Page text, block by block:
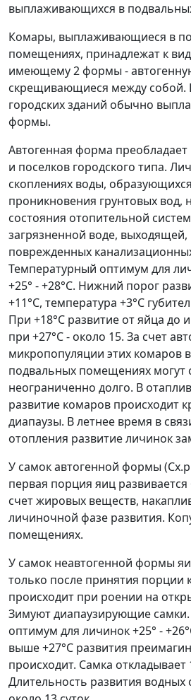
выплаживающихся в
Комары, выплаживающиеся в
помещениях, принадлежат к
имеющему 2 формы -
скрещивающиеся между собой.
городских зданий обычно
формы.
Автогенная форма преобладает
и поселков городского типа.
скоплениях воды,
проникновения грунтовых вод,
состояния отопительной
загрязненной воде, выходящей,
поврежденных
Температурный оптимум для
+25° - +28°C. Нижний порог
+11°C, температура +3°C
При +18°C развитие от яйца до
при +27°C - около 15. За счет
микропопуляции этих комаров
подвальных помещениях могут
неограниченно долго. В
развитие комаров происходит
диапаузы. В летнее время в
отопления развитие личинок
У самок автогенной формы
первая порция яиц
счет жировых веществ,
личиночной фазе развития.
помещениях.
У самок неавтогенной формы
только после принятия порции
происходит при роении на
Зимуют диапаузирующие
оптимум для личинок +25° -
выше +27°C развития
происходит. Самка откладывает
Длительность развития водных